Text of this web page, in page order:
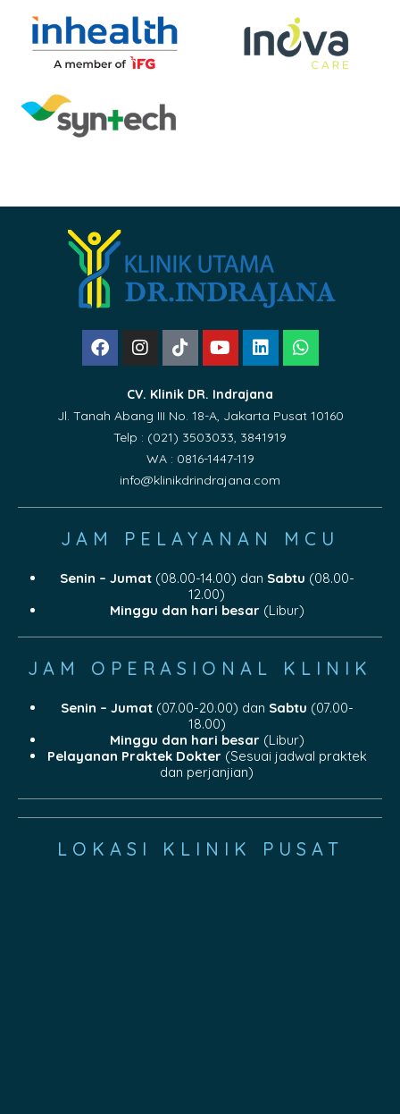
CV. Klinik DR. Indrajana
Jl. Tanah Abang III No. 18-A, Jakarta Pusat 10160
Telp : (021) 3503033, 3841919
WA : 0816-1447-119
info@klinikdrindrajana.com
JAM PELAYANAN MCU
Senin – Jumat(08.00-14.00) dan Sabtu (08.00-
12.00)
Minggu dan hari besar(Libur)
JAM OPERASIONAL KLINIK
Senin – Jumat(07.00-20.00) dan Sabtu (07.00-
18.00)
Minggu dan hari besar(Libur)
Pelayanan Praktek Dokter(Sesuai jadwal praktek
dan perjanjian)
LOKASI KLINIK PUSAT